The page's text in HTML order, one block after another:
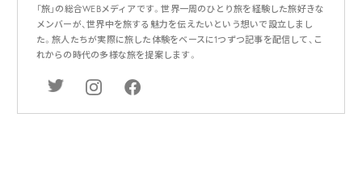
「旅」の総合WEBメディアです。世界一周のひとり旅を経験した旅好きな
メンバーが、世界中を旅する魅力を伝えたいという想いで設立しまし
た。旅人たちが実際に旅した体験をベースに1つずつ記事を配信して、こ
れからの時代の多様な旅を提案します。